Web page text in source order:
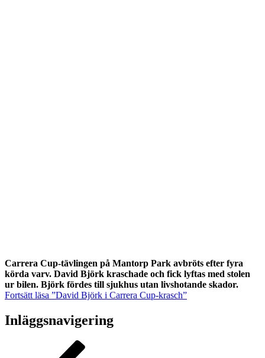
Carrera Cup-tävlingen på Mantorp Park avbröts efter fyra
körda varv. David Björk kraschade och fick lyftas med stolen
ur bilen. Björk fördes till sjukhus utan livshotande skador.
Fortsätt läsa ”David Björk i Carrera Cup-krasch”
Inläggsnavigering